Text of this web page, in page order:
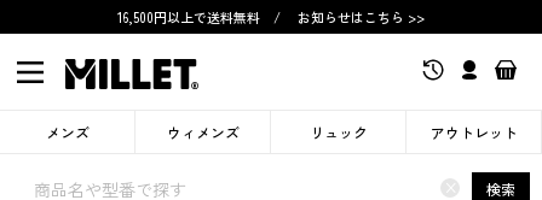
16,500円以上で送料無料 / お知らせはこちら >>
メンズ ウィメンズ リュック アウトレット
× 検索